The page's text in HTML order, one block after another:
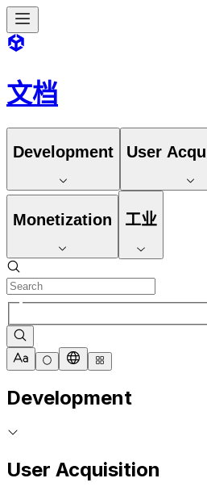
文档
Development User
Monetization 工业
Development
User Acquisition